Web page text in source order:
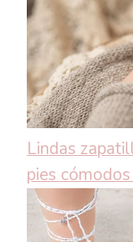
Lindas
pies